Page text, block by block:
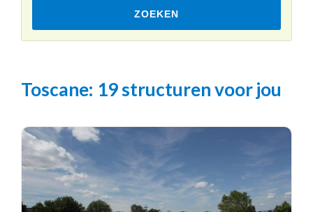
ZOEKEN
Toscane: 19 structuren voor jou